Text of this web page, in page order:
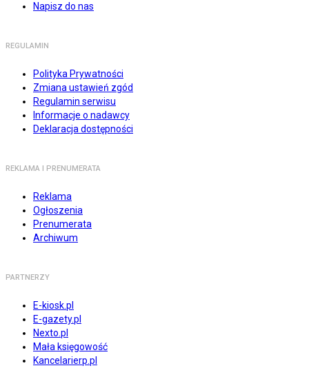
Napisz do nas
REGULAMIN
Polityka Prywatności
Zmiana ustawień zgód
Regulamin serwisu
Informacje o nadawcy
Deklaracja dostępności
REKLAMA I PRENUMERATA
Reklama
Ogłoszenia
Prenumerata
Archiwum
PARTNERZY
E-kiosk.pl
E-gazety.pl
Nexto.pl
Mała księgowość
Kancelarierp.pl